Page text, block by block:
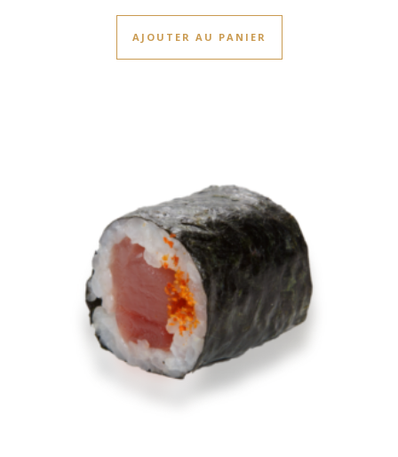
AJOUTER AU PANIER